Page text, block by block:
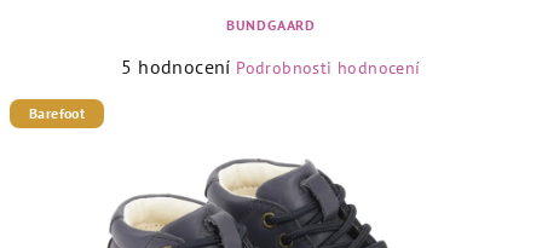
BUNDGAARD
Průměrné
5
hvězdiček.
5 hodnocení Podrobnosti hodnocení
Barefoot